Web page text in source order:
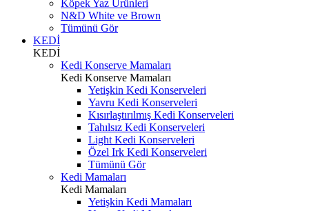
Köpek Yaz Ürünleri
N&D White ve Brown
Tümünü Gör
KEDİ
KEDİ
Kedi Konserve Mamaları
Kedi Konserve Mamaları
Yetişkin Kedi Konserveleri
Yavru Kedi Konserveleri
Kısırlaştırılmış Kedi Konserveleri
Tahılsız Kedi Konserveleri
Light Kedi Konserveleri
Özel Irk Kedi Konserveleri
Tümünü Gör
Kedi Mamaları
Kedi Mamaları
Yetişkin Kedi Mamaları